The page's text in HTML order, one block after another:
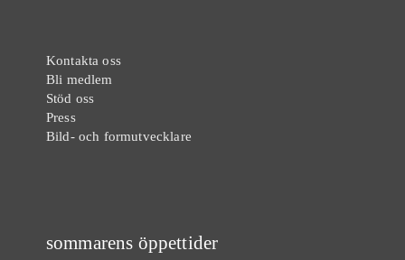
Kontakta oss
Bli medlem
Stöd oss
Press
Bild- och formutvecklare
sommarens öppettider